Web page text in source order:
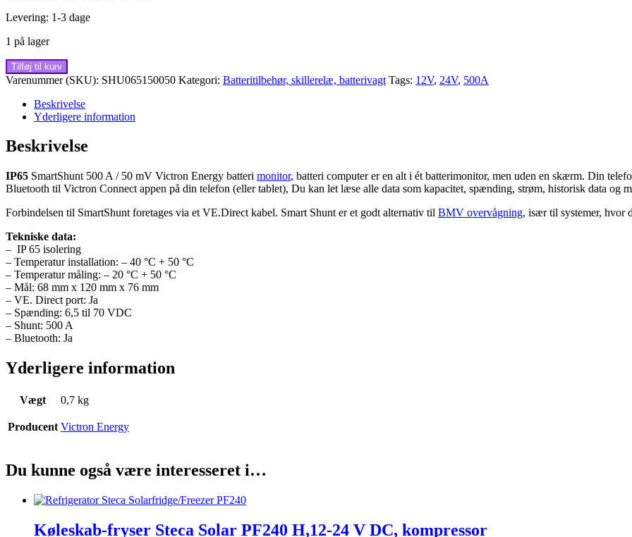
Levering: 1-3 dage
1 på lager
500A/50mV,
IP65,
Energy
batterimonitor
Tilføj til kurv
Varenummer (SKU): SHU065150050 Kategori: Batteritilbehør, skillerelæ, batterivagt Tags: 12V, 24V, 500A
Beskrivelse
Yderligere information
Beskrivelse
IP65 SmartShunt 500 A / 50 mV Victron Energy batteri monitor, batteri computer er en alt i ét batterimonitor, men uden en skærm. Din
Bluetooth til Victron Connect appen på din telefon (eller tablet), Du kan let læse alle data som kapacitet, spænding, strøm, historisk data og
Forbindelsen til SmartShunt foretages via et VE.Direct kabel. Smart Shunt er et godt alternativ til BMV overvågning, især til systemer, hvor
Tekniske data:
– IP 65 isolering
– Temperatur installation: – 40 °C + 50 °C
– Temperatur måling: – 20 °C + 50 °C
– Mål: 68 mm x 120 mm x 76 mm
– VE. Direct port: Ja
– Spænding: 6,5 til 70 VDC
– Shunt: 500 A
– Bluetooth: Ja
Yderligere information
Vægt 0,7 kg
Producent Victron Energy
Du kunne også være interesseret i…
Køleskab-fryser Steca Solar PF240 H,12-24 V DC, kompressor